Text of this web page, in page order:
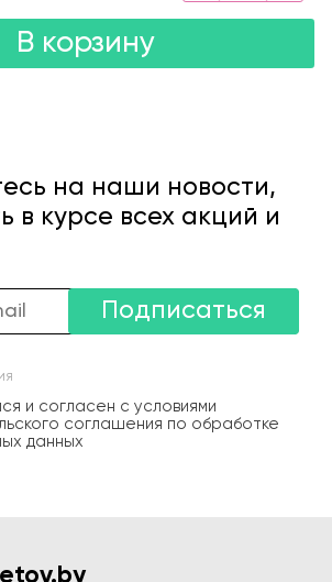
В корзину
на наши новости,
в курсе всех акций и
Подписаться
и согласен с условиями
соглашения по обработке
данных